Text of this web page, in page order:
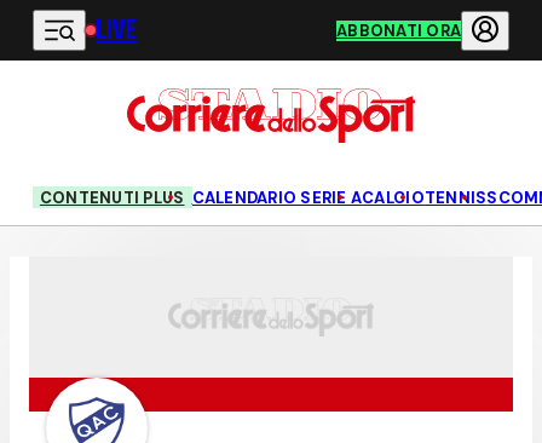
Vai al contenuto principale
LIVE ABBONATI ORA
CONTENUTI PLUS CALENDARIO SERIE ACALCIOTENNIS